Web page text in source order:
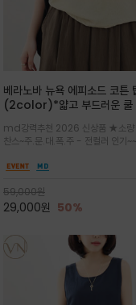
베라노바 뉴욕 에피소드 코튼
(2color)*얇고 부드러운 쿨
고 자연스러운 멋이 있는 핏으
내 편하고 감각적으로 입으세요
md강력추천 2026 신상품 ★소량
찬스~주.문.대.폭.주 - 전컬러 인기~~~★
내추럴한 컬러감이 매력적인 티셔츠/
59,000원
29,000원 50%